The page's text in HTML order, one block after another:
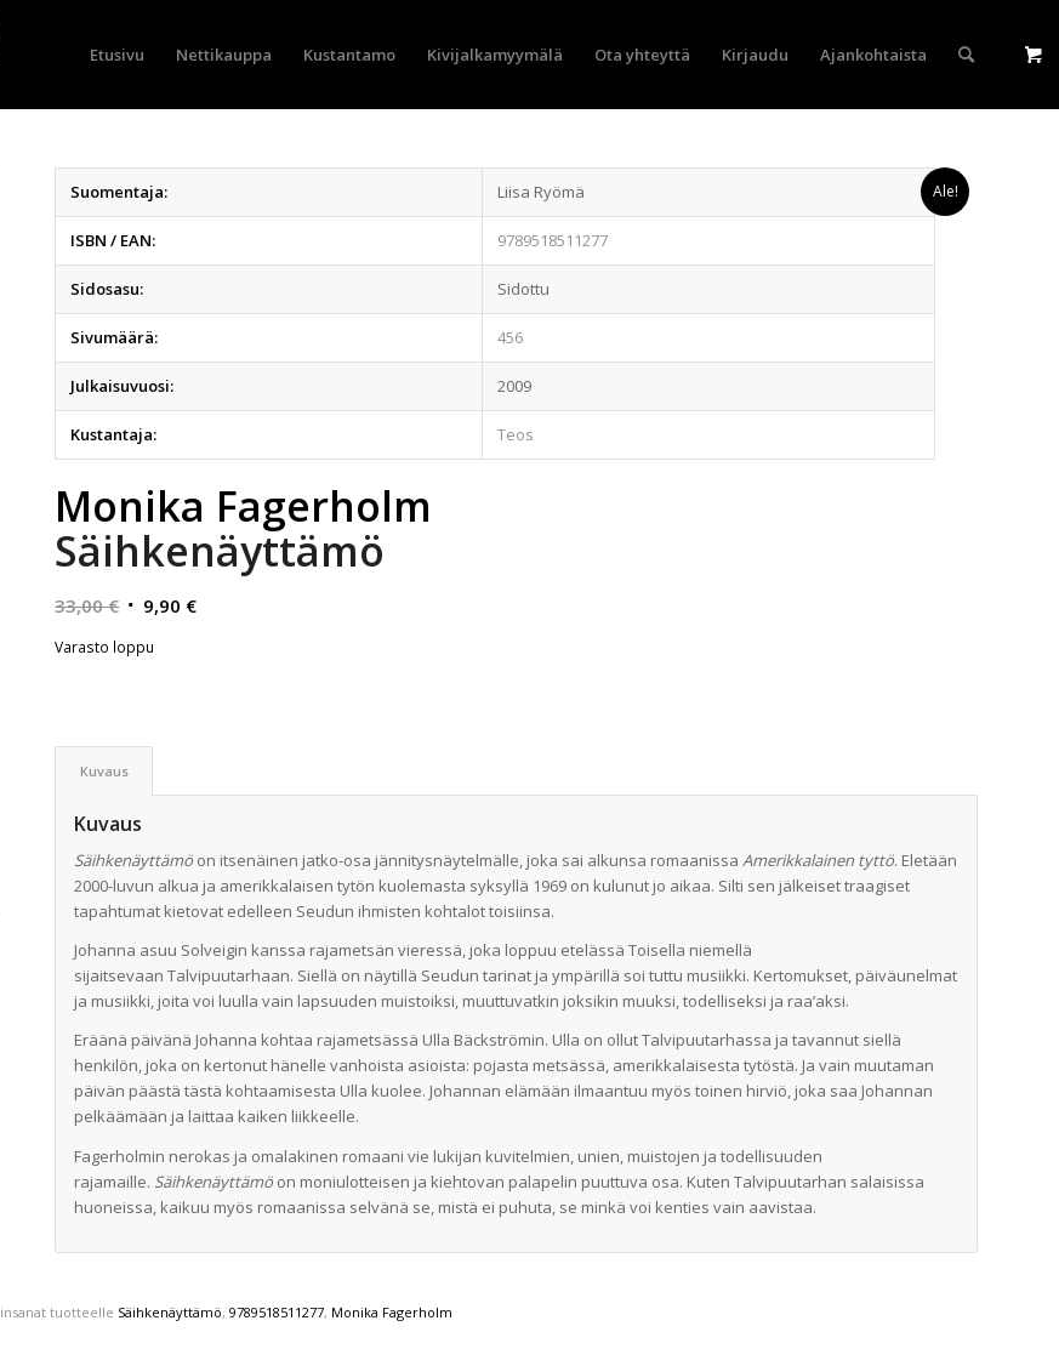
Etusivu Nettikauppa Kustantamo Kivijalkamyymälä Ota yhteyttä Kirjaudu Ajankohtaista
Ale!
Suomentaja: Liisa Ryömä
ISBN / EAN: 9789518511277
Sidosasu: Sidottu
Sivumäärä: 456
Julkaisuvuosi: 2009
Kustantaja: Teos
Monika Fagerholm
Säihkenäyttämö
33,00€ Alkuperäinen
oli:
9,90 €Nykyinen
Varasto loppu
Kuvaus
Kuvaus
Säihkenäyttämö on itsenäinen jatko-osa jännitysnäytelmälle, joka sai alkunsa romaanissaAmerikkalainen tyttö. Eletään
2000-luvun alkua ja amerikkalaisen tytön kuolemasta syksyllä 1969 on kulunut jo aikaa. Silti sen jälkeiset traagiset
tapahtumat kietovat edelleen Seudun ihmisten kohtalot toisiinsa.
Johanna asuu Solveigin kanssa rajametsän vieressä, joka loppuu etelässä Toisella niemellä
sijaitsevaan Talvipuutarhaan. Siellä on näytillä Seudun tarinat ja ympärillä soi tuttu musiikki. Kertomukset, päiväunelmat
ja musiikki, joita voi luulla vain lapsuuden muistoiksi, muuttuvatkin joksikin muuksi, todelliseksi ja raa’aksi.
Eräänä päivänä Johanna kohtaa rajametsässä Ulla Bäckströmin. Ulla on ollut Talvipuutarhassa ja tavannut siellä
henkilön, joka on kertonut hänelle vanhoista asioista: pojasta metsässä, amerikkalaisesta tytöstä. Ja vain muutaman
päivän päästä tästä kohtaamisesta Ulla kuolee. Johannan elämään ilmaantuu myös toinen hirviö, joka saa Johannan
pelkäämään ja laittaa kaiken liikkeelle.
Fagerholmin nerokas ja omalakinen romaani vie lukijan kuvitelmien, unien, muistojen ja todellisuuden
rajamaille. Säihkenäyttämö on moniulotteisen ja kiehtovan palapelin puuttuva osa. Kuten Talvipuutarhan salaisissa
huoneissa, kaikuu myös romaanissa selvänä se, mistä ei puhuta, se minkä voi kenties vain aavistaa.
tuotteelle Säihkenäyttämö, 9789518511277, Monika Fagerholm